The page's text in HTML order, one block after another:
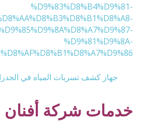
%D9%83%D8%B4%D9%81-
%D9%81%D9%8A-
جهاز كشف تسربات المياه في الجدران
خدمات شركة أفنان